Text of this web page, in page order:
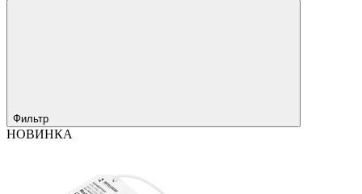
Фильтр
НОВИНКА